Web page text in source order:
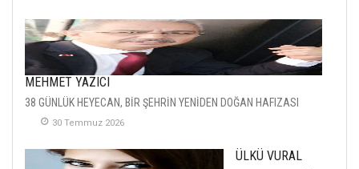
MEHMET YAZICI
38 GÜNLÜK HEYECAN, BİR ŞEHRİN YENİDEN DOĞAN HAFIZASI
30 Temmuz 2026
ÜLKÜ VURAL